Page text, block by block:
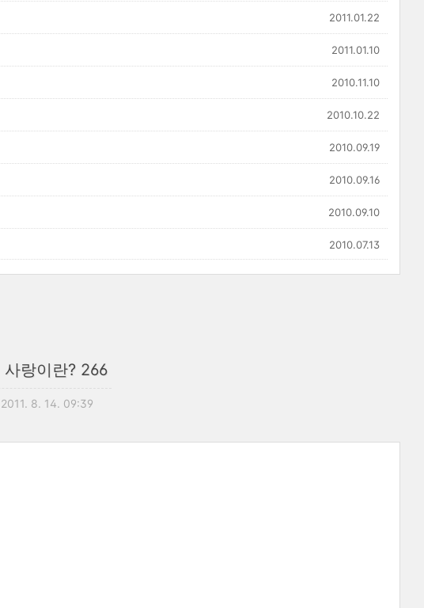
2011.01.22
2011.01.10
2010.11.10
2010.10.22
2010.09.19
2010.09.16
2010.09.10
2010.07.13
랑이란? 266
2011. 8. 14. 09:39